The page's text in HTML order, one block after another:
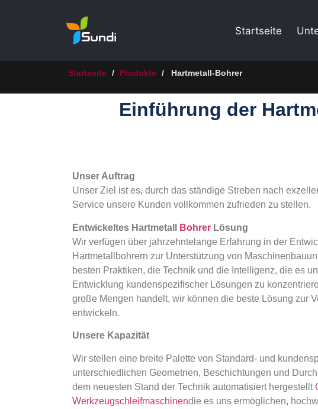
Startseite
Startseite / Produkte / Hartmetall-Bohrer
Einführung der
Unser Auftrag
Unser Ziel ist es, durch das ständige Streben nach
Service unsere Kunden vollkommen zufrieden zu stellen.
Entwickeltes Hartmetall Bohrer Lösung
Wir verfügen über jahrzehntelange Erfahrung in der
Hartmetallbohrern zur Unterstützung von
besten Praktiken, die Technik und die Intelligenz, die es
Entwicklung kundenspezifischer Lösungen zu
große Mengen handelt, wir können die beste Lösung zur
entwickeln.
Unsere Kapazität
Wir stellen eine breite Palette von Standard- und
unterschiedlichen Geometrien, Beschichtungen und
dem neuesten Stand der Technik automatisiert hergestellt
Werkzeugschleifmaschinendie es uns ermöglichen,